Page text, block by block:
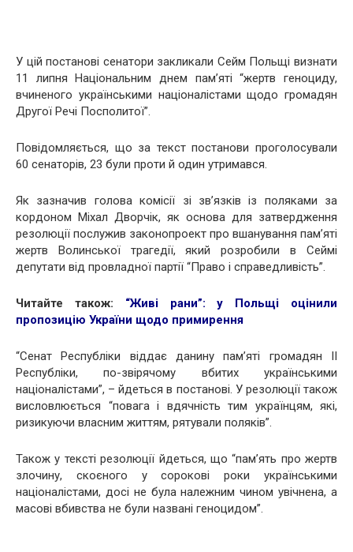
У цій постанові сенатори закликали Сейм Польщі визнати
11 липня Національним днем пам’яті “жертв геноциду,
вчиненого українськими націоналістами щодо громадян
Другої Речі Посполитої”.
Повідомляється, що за текст постанови проголосували
60 сенаторів, 23 були проти й один утримався.
Як зазначив голова комісії зі зв’язків із поляками за
кордоном Міхал Дворчік, як основа для затвердження
резолюції послужив законопроект про вшанування пам’яті
жертв Волинської трагедії, який розробили в Сеймі
депутати від провладної партії “Право і справедливість”.
Читайте також: “Живі рани”: у Польщі оцінили
пропозицію України щодо примирення
“Сенат Республіки віддає данину пам’яті громадян II
Республіки, по-звірячому вбитих українськими
націоналістами”, – йдеться в постанові. У резолюції також
висловлюється “повага і вдячність тим українцям, які,
ризикуючи власним життям, рятували поляків”.
Також у тексті резолюції йдеться, що “пам’ять про жертв
злочину, скоєного у сорокові роки українськими
націоналістами, досі не була належним чином увічнена, а
масові вбивства не були названі геноцидом”.